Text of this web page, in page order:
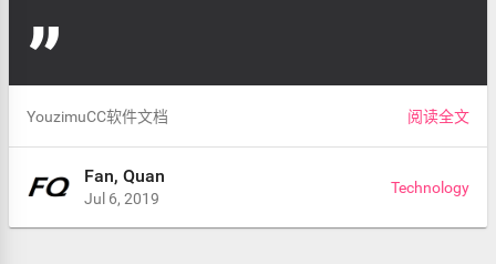
YouzimuCC软件文档 阅读全文
Technology
Fan, Quan
Jul 6, 2019